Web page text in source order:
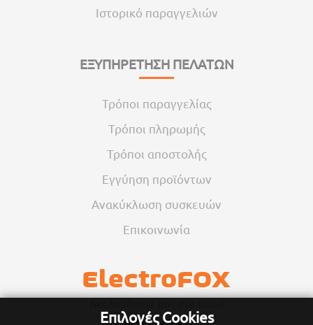
Ιστορικό παραγγελιών
ΕΞΥΠΗΡΕΤΗΣΗ ΠΕΛΑΤΩΝ
Τρόποι παραγγελίας
Τρόποι πληρωμής
Τρόποι αποστολής
Εγγύηση προϊόντων
Ανακύκλωση συσκευών
Επικοινωνία
Επιλογές Cookies